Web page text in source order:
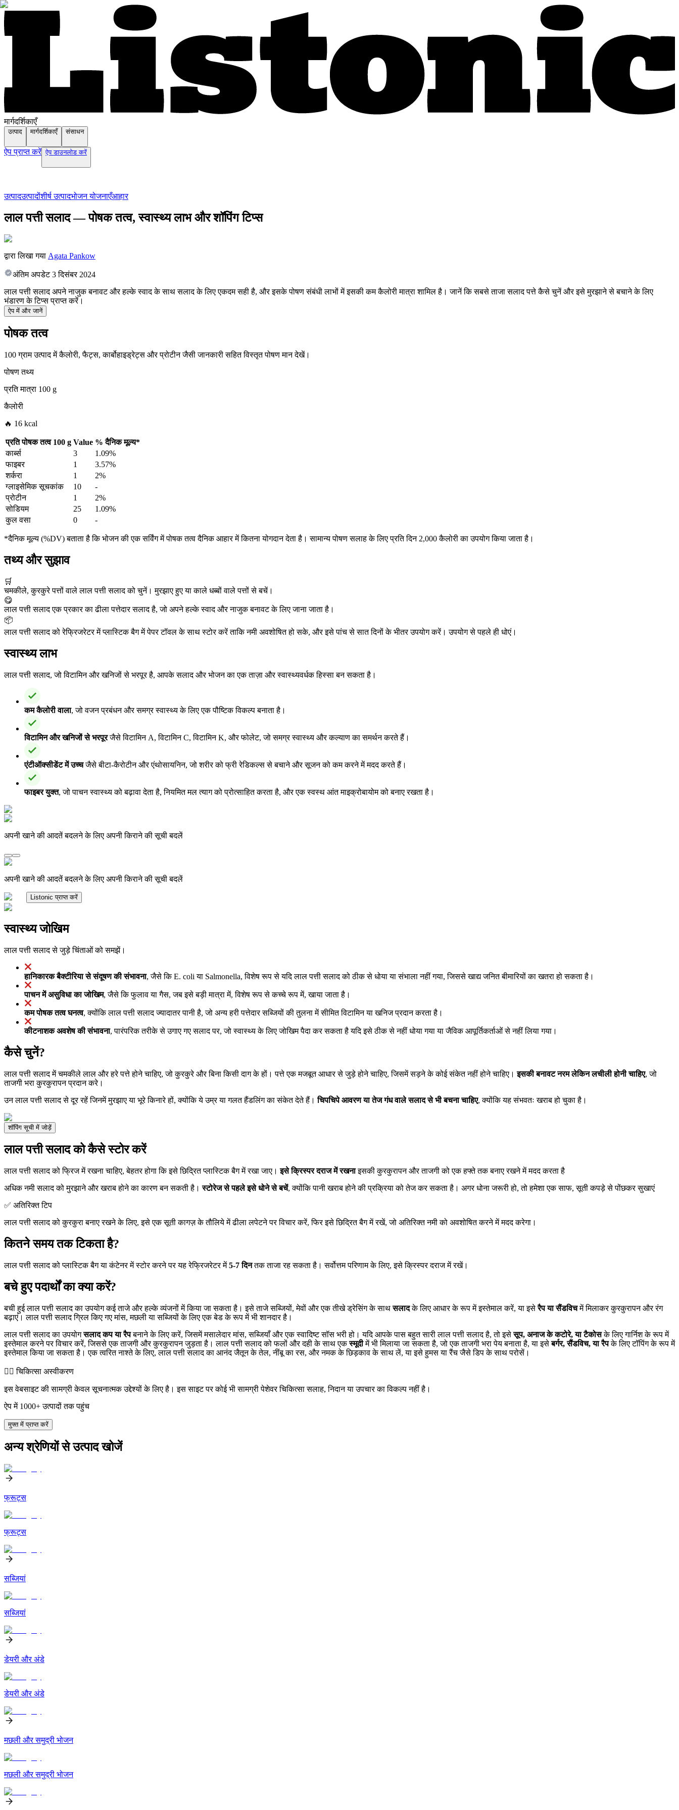
मार्गदर्शिकाएँ
उत्पाद मार्गदर्शिकाएँ संसाधन
ऐप प्राप्त करें ऐप डाउनलोड करें
उत्पादउत्पादोंशीर्ष उत्पादभोजन योजनाएँआहार
लाल पत्ती सलाद — पोषक तत्व, स्वास्थ्य लाभ और शॉपिंग टिप्स
द्वारा लिखा गया Agata Pankow
अंतिम अपडेट 3 दिसंबर 2024
लाल पत्ती सलाद अपने नाजुक बनावट और हल्के स्वाद के साथ सलाद के लिए एकदम सही है, और इसके पोषण संबंधी लाभों में इसकी कम कैलोरी मात्रा शामिल है। जानें कि सबसे ताजा सलाद पत्ते कैसे चुनें और इसे मुरझाने से बचाने के लिए
भंडारण के टिप्स प्राप्त करें।
ऐप में और जानें
पोषक तत्व
100 ग्राम उत्पाद में कैलोरी, फैट्स, कार्बोहाइड्रेट्स और प्रोटीन जैसी जानकारी सहित विस्तृत पोषण मान देखें।
पोषण तथ्य
प्रति मात्रा 100 g
कैलोरी
🔥 16 kcal
प्रति पोषक तत्व 100 g Value %दैनिक मूल्य*
कार्ब्स
3
1.09%
फाइबर
1
3.57%
शर्करा
1
2%
ग्लाइसेमिक सूचकांक
10
-
प्रोटीन
1
2%
सोडियम
25
1.09%
कुल वसा
0 -
*दैनिक मूल्य (%DV) बताता है कि भोजन की एक सर्विंग में पोषक तत्व दैनिक आहार में कितना योगदान देता है। सामान्य पोषण सलाह के लिए प्रति दिन 2,000 कैलोरी का उपयोग किया जाता है।
तथ्य और सुझाव
🛒
चमकीले, कुरकुरे पत्तों वाले लाल पत्ती सलाद को चुनें। मुरझाए हुए या काले धब्बों वाले पत्तों से बचें।
😋
लाल पत्ती सलाद एक प्रकार का ढीला पत्तेदार सलाद है, जो अपने हल्के स्वाद और नाजुक बनावट के लिए जाना जाता है।
📦
लाल पत्ती सलाद को रेफ्रिजरेटर में प्लास्टिक बैग में पेपर टॉवल के साथ स्टोर करें ताकि नमी अवशोषित हो सके, और इसे पांच से सात दिनों के भीतर उपयोग करें। उपयोग से पहले ही धोएं।
स्वास्थ्य लाभ
लाल पत्ती सलाद, जो विटामिन और खनिजों से भरपूर है, आपके सलाद और भोजन का एक ताज़ा और स्वास्थ्यवर्धक हिस्सा बन सकता है।
कम कैलोरी वाला, जो वजन प्रबंधन और समग्र स्वास्थ्य के लिए एक पौष्टिक विकल्प बनाता है।
विटामिन और खनिजों से भरपूरजैसे विटामिन A, विटामिन C, विटामिन K, और फोलेट, जो समग्र स्वास्थ्य और कल्याण का समर्थन करते हैं।
एंटीऑक्सीडेंट में उच्चजैसे बीटा-कैरोटीन और एंथोसायनिन, जो शरीर को फ्री रेडिकल्स से बचाने और सूजन को कम करने में मदद करते हैं।
फाइबर युक्त, जो पाचन स्वास्थ्य को बढ़ावा देता है, नियमित मल त्याग को प्रोत्साहित करता है, और एक स्वस्थ आंत माइक्रोबायोम को बनाए रखता है।
अपनी खाने की आदतें बदलने के लिए अपनी किराने की सूची बदलें
अपनी खाने की आदतें बदलने के लिए अपनी किराने की सूची बदलें
Listonic प्राप्त करें
स्वास्थ्य जोखिम
लाल पत्ती सलाद से जुड़े चिंताओं को समझें।
हानिकारक बैक्टीरिया से संदूषण की संभावना, जैसे कि E. coli या Salmonella, विशेष रूप से यदि लाल पत्ती सलाद को ठीक से धोया या संभाला नहीं गया, जिससे खाद्य जनित बीमारियों का खतरा हो सकता है।
पाचन में असुविधा का जोखिम, जैसे कि फुलाव या गैस, जब इसे बड़ी मात्रा में, विशेष रूप से कच्चे रूप में, खाया जाता है।
कम पोषक तत्व घनत्व, क्योंकि लाल पत्ती सलाद ज्यादातर पानी है, जो अन्य हरी पत्तेदार सब्जियों की तुलना में सीमित विटामिन या खनिज प्रदान करता है।
कीटनाशक अवशेष की संभावना, पारंपरिक तरीके से उगाए गए सलाद पर, जो स्वास्थ्य के लिए जोखिम पैदा कर सकता है यदि इसे ठीक से नहीं धोया गया या जैविक आपूर्तिकर्ताओं से नहीं लिया गया।
कैसे चुनें?
लाल पत्ती सलाद में चमकीले लाल और हरे पत्ते होने चाहिए, जो कुरकुरे और बिना किसी दाग के हों। पत्ते एक मजबूत आधार से जुड़े होने चाहिए, जिसमें सड़ने के कोई संकेत नहीं होने चाहिए।इसकी बनावट नरम लेकिन लचीली होनी चाहिए, जो
ताजगी भरा कुरकुरापन प्रदान करे।
उन लाल पत्ती सलाद से दूर रहें जिनमें मुरझाए या भूरे किनारे हों, क्योंकि ये उम्र या गलत हैंडलिंग का संकेत देते हैं।चिपचिपे आवरण या तेज गंध वाले सलाद से भी बचना चाहिए, क्योंकि यह संभवतः खराब हो चुका है।
शॉपिंग सूची में जोड़ें
लाल पत्ती सलाद को कैसे स्टोर करें
लाल पत्ती सलाद को फ्रिज में रखना चाहिए, बेहतर होगा कि इसे छिद्रित प्लास्टिक बैग में रखा जाए।इसे क्रिस्पर दराज में रखनाइसकी कुरकुरापन और ताजगी को एक हफ्ते तक बनाए रखने में मदद करता है
अधिक नमी सलाद को मुरझाने और खराब होने का कारण बन सकती है।स्टोरेज से पहले इसे धोने से बचें, क्योंकि पानी खराब होने की प्रक्रिया को तेज कर सकता है। अगर धोना जरूरी हो, तो हमेशा एक साफ, सूती कपड़े से पोंछकर सुखाएं
✅ अतिरिक्त टिप
लाल पत्ती सलाद को कुरकुरा बनाए रखने के लिए, इसे एक सूती कागज़ के तौलिये में ढीला लपेटने पर विचार करें, फिर इसे छिद्रित बैग में रखें, जो अतिरिक्त नमी को अवशोषित करने में मदद करेगा।
कितने समय तक टिकता है?
लाल पत्ती सलाद को प्लास्टिक बैग या कंटेनर में स्टोर करने पर यह रेफ्रिजरेटर में5-7 दिनतक ताजा रह सकता है। सर्वोत्तम परिणाम के लिए, इसे क्रिस्पर दराज में रखें।
बचे हुए पदार्थों का क्या करें?
बची हुई लाल पत्ती सलाद का उपयोग कई ताजे और हल्के व्यंजनों में किया जा सकता है। इसे ताजे सब्जियों, मेवों और एक तीखे ड्रेसिंग के साथसलादके लिए आधार के रूप में इस्तेमाल करें, या इसेरैप या सैंडविचमें मिलाकर कुरकुरापन और रंग
बढ़ाएं। लाल पत्ती सलाद ग्रिल किए गए मांस, मछली या सब्जियों के लिए एक बेड के रूप में भी शानदार है।
लाल पत्ती सलाद का उपयोगसलाद कप या रैपबनाने के लिए करें, जिसमें मसालेदार मांस, सब्जियाँ और एक स्वादिष्ट सॉस भरी हो। यदि आपके पास बहुत सारी लाल पत्ती सलाद है, तो इसेसूप, अनाज के कटोरे, या टैकोसके लिए गार्निश के रूप में
इस्तेमाल करने पर विचार करें, जिससे एक ताजगी और कुरकुरापन जुड़ता है। लाल पत्ती सलाद को फलों और दही के साथ एकस्मूदीमें भी मिलाया जा सकता है, जो एक ताजगी भरा पेय बनाता है, या इसेबर्गर, सैंडविच, या रैपके लिए टॉपिंग के रूप में
इस्तेमाल किया जा सकता है। एक त्वरित नाश्ते के लिए, लाल पत्ती सलाद का आनंद जैतून के तेल, नींबू का रस, और नमक के छिड़काव के साथ लें, या इसे हुमस या रैंच जैसे डिप के साथ परोसें।
👨‍⚕️️ चिकित्सा अस्वीकरण
इस वेबसाइट की सामग्री केवल सूचनात्मक उद्देश्यों के लिए है। इस साइट पर कोई भी सामग्री पेशेवर चिकित्सा सलाह, निदान या उपचार का विकल्प नहीं है।
ऐप में 1000+ उत्पादों तक पहुंच
मुफ्त में प्राप्त करें
अन्य श्रेणियों से उत्पाद खोजें
फ्रूट्स
फ्रूट्स
सब्जियां
सब्जियां
डेयरी और अंडे
डेयरी और अंडे
मछली और समुद्री भोजन
मछली और समुद्री भोजन